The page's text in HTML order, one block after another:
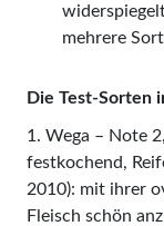
mehrere
Die Test-Sorten
1. Wega – Note
festkochend,
2010): mit ihrer
Fleisch schön